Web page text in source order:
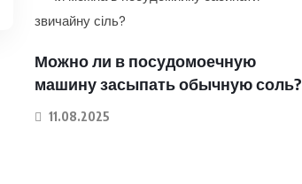
Можно ли в посудомоечную
машину засыпать обычную соль?
11.08.2025